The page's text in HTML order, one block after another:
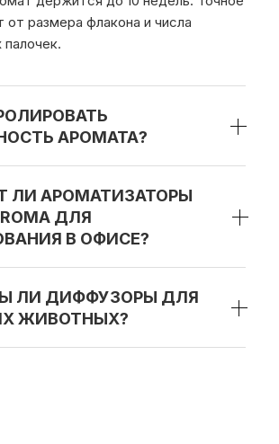
от размера флакона и числа
АРОМАТА?
ЛИ АРОМАТИЗАТОРЫ
ДЛЯ
В ОФИСЕ?
ЛИ ДИФФУЗОРЫ ДЛЯ
ЖИВОТНЫХ?